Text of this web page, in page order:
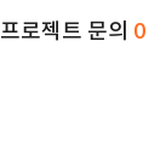
프로젝트 문의 0